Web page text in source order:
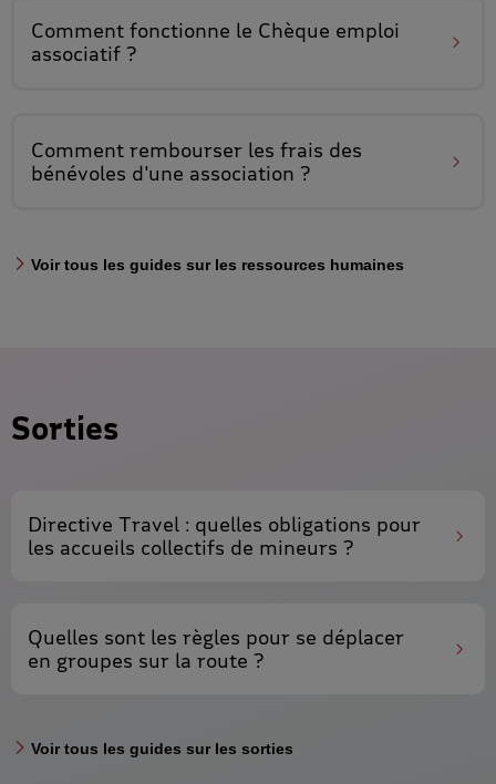
Comment fonctionne le Chèque emploi
associatif ?
Comment rembourser les frais des
bénévoles d'une association ?
Voir tous les guides sur les ressources humaines
Sorties
Directive Travel : quelles obligations pour
les accueils collectifs de mineurs ?
Quelles sont les règles pour se déplacer
en groupes sur la route ?
Voir tous les guides sur les sorties